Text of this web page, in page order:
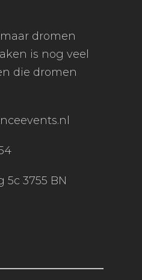
dromen
is nog veel
die dromen
5c 3755 BN